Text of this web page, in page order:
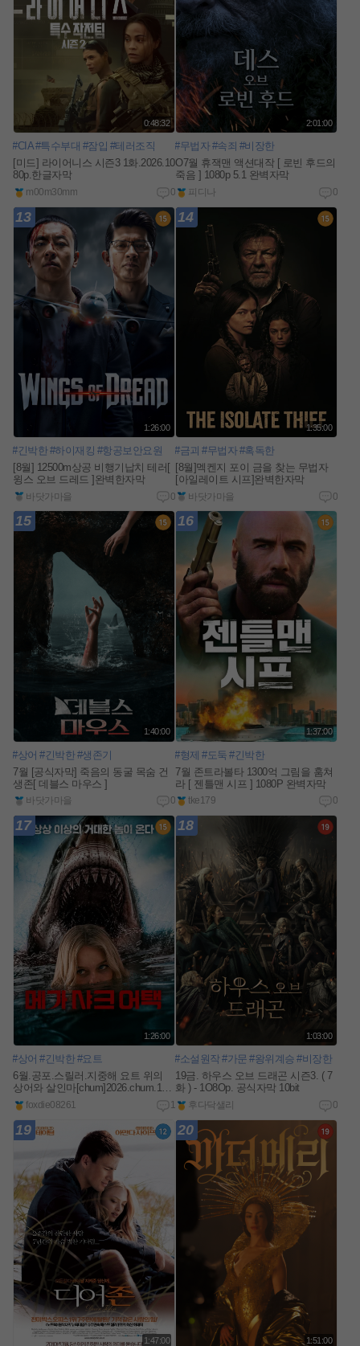
0:48:32
#CIA #특수부대 #잠입 #테러조직
[미드] 라이어니스 시즌3 1화.2026.10
80p.한글자막
m00m30mm 0
2:01:00
#무법자 #속죄 #비장한
O7월 휴잭맨 액션대작 [ 로빈 후드의
죽음 ] 1080p 5.1 완벽자막
피디나 0
13
1:26:00
#긴박한 #하이재킹 #항공보안요원
[8월] 12500m상공 비행기납치 테러[
윙스 오브 드레드 ]완벽한자막
바닷가마을 0
14
1:35:00
#금괴 #무법자 #혹독한
[8월]멕켄지 포이 금을 찾는 무법자
[아일레이트 시프]완벽한자막
바닷가마을 0
15
1:40:00
#상어 #긴박한 #생존기
7월 [공식자막] 죽음의 동굴 목숨 건
생존[ 데블스 마우스 ]
바닷가마을 0
16
1:37:00
#형제 #도둑 #긴박한
7월 존트라볼타 1300억 그림을 훔쳐
라 [ 젠틀맨 시프 ] 1080P 완벽자막
tke179 0
17
1:26:00
#상어 #긴박한 #요트
6월.공포.스릴러.지중해 요트 위의
상어와 살인마[chum]2026.chum.108
0p.완벽자막
foxdie08261 1
18
1:03:00
#소설원작 #가문 #왕위계승 #비장한
19금. 하우스 오브 드래곤 시즌3. ( 7
화 ) - 1O8Op. 공식자막 10bit
후다닥샐리 0
19
1:47:00
20
1:51:00